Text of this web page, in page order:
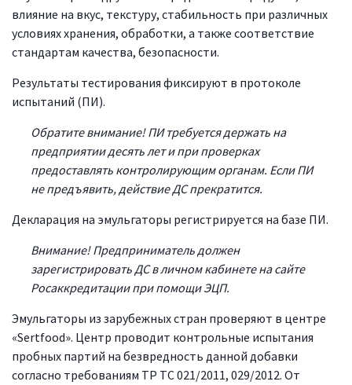
влияние на вкус, текстуру, стабильность при различных
условиях хранения, обработки, а также соответствие
стандартам качества, безопасности.
Результаты тестирования фиксируют в протоколе
испытаний (ПИ).
Обратите внимание! ПИ требуется держать на
предприятии десять лет и при проверках
предоставлять контролирующим органам. Если ПИ
не предъявить, действие ДС прекратится.
Декларация на эмульгаторы регистрируется на базе ПИ.
Внимание! Предприниматель должен
зарегистрировать ДС в личном кабинете на сайте
Росаккредитации при помощи ЭЦП.
Эмульгаторы из зарубежных стран проверяют в центре
«Sertfood». Центр проводит контрольные испытания
пробных партий на безвредность данной добавки
согласно требованиям ТР ТС 021/2011, 029/2012. От